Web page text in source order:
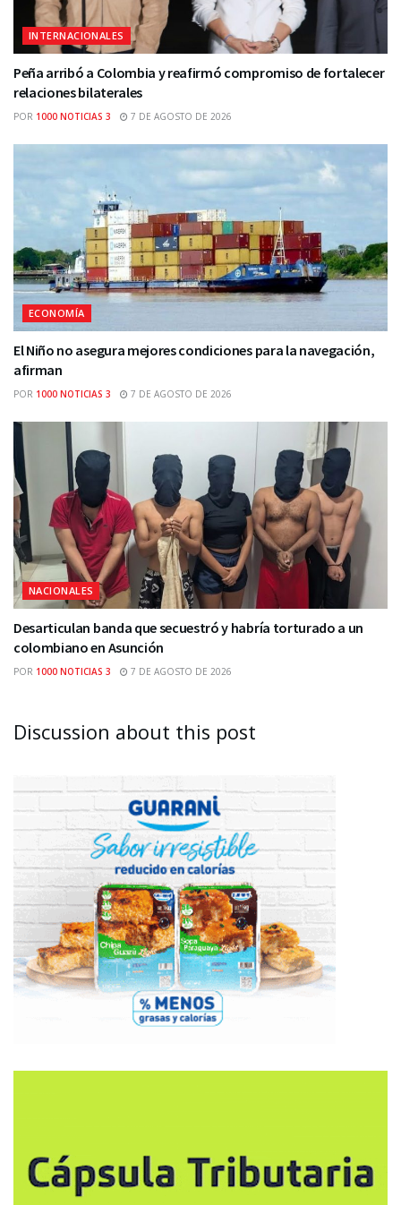
INTERNACIONALES
Peña arribó a Colombia y reafirmó compromiso de fortalecer
relaciones bilaterales
POR 1000 NOTICIAS 3 7 DE AGOSTO DE 2026
ECONOMÍA
El Niño no asegura mejores condiciones para la navegación,
afirman
POR 1000 NOTICIAS 3 7 DE AGOSTO DE 2026
NACIONALES
Desarticulan banda que secuestró y habría torturado a un
colombiano en Asunción
POR 1000 NOTICIAS 3 7 DE AGOSTO DE 2026
Discussion about this post